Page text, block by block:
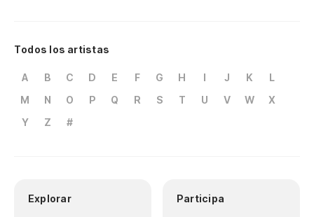
Todos los artistas
A B C D E F G H I J K
L
M
N O P Q R S T U V W
X
Y
Z #
Explorar Participa